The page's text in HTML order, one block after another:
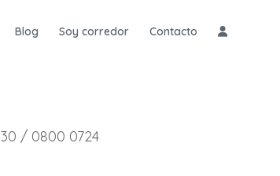
Blog Soy corredor Contacto
/ 0800 0724